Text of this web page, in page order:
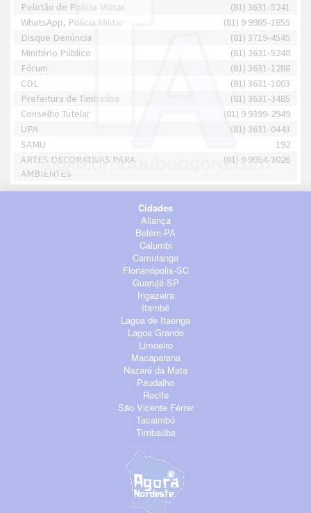
Pelotão de Polícia Militar
(81) 3631-5241
WhatsApp, Polícia Militar
(81) 9 9985-1855
Disque Denúncia
(81) 3719-4545
Minitério Público
(81) 3631-5248
Fórum
(81) 3631-1288
CDL
(81) 3631-1003
Prefeitura de Timbaúba
(81) 3631-3485
Conselho Tutelar
(81) 9 9399-2949
UPA
(81) 3631-0443
SAMU
192
ARTES DECORATIVAS PARA
AMBIENTES
(81) 9 9964-3026
Cidades
Aliança
Belém-PA
Calumbi
Camutanga
Florianópolis-SC
Guarujá-SP
Ingazeira
Itambé
Lagoa de Itaenga
Lagoa Grande
Limoeiro
Macaparana
Nazaré da Mata
Paudalho
Recife
São Vicente Férrer
Tacaimbó
Timbaúba